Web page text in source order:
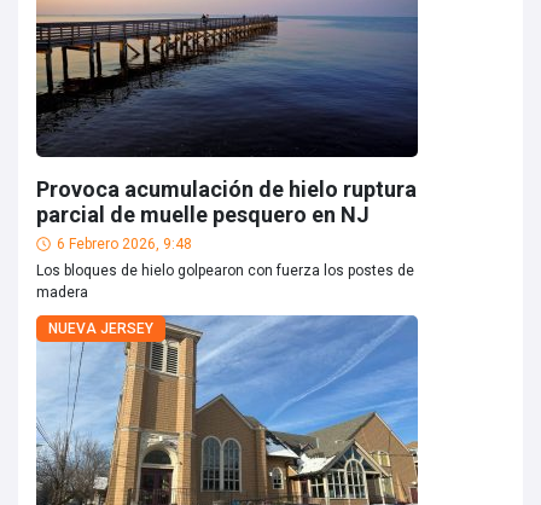
Provoca acumulación de hielo ruptura
parcial de muelle pesquero en NJ
6 Febrero 2026, 9:48
Los bloques de hielo golpearon con fuerza los postes de
madera
NUEVA JERSEY